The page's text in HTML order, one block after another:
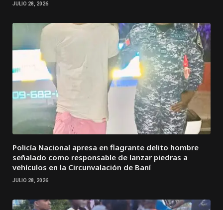
JULIO 28, 2026
Policía Nacional apresa en flagrante delito hombre
señalado como responsable de lanzar piedras a
vehículos en la Circunvalación de Baní
JULIO 28, 2026